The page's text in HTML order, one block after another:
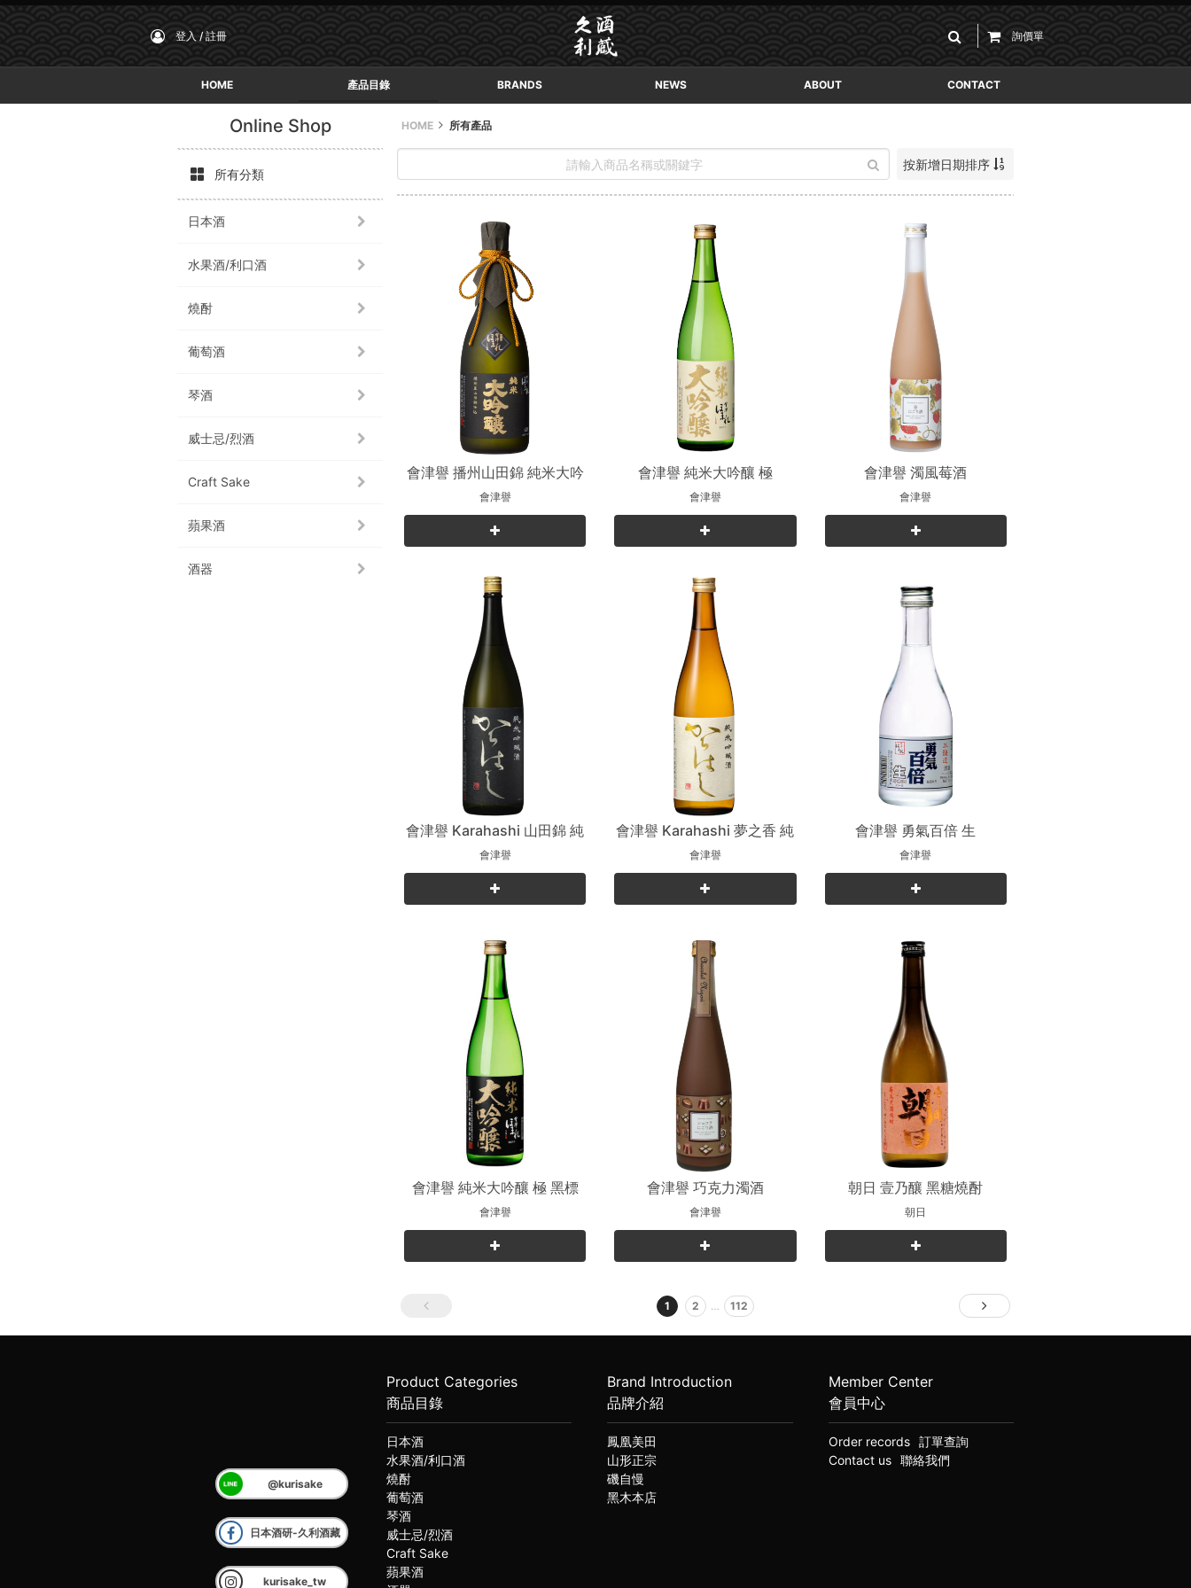
登入 / 註冊 詢價單
HOME 產品目錄 BRANDS NEWS ABOUT CONTACT
Online Shop
所有分類
日本酒
水果酒/利口酒
燒酎
葡萄酒
琴酒
威士忌/烈酒
Craft Sake
蘋果酒
酒器
HOME 所有產品
按新增日期排序
會津譽 播州山田錦 純米大吟
釀
會津譽
會津譽 純米大吟釀 極
會津譽
會津譽 濁風莓酒
會津譽
會津譽 Karahashi 山田錦 純
米吟釀
會津譽
會津譽 Karahashi 夢之香 純
米吟釀
會津譽
會津譽 勇氣百倍 生
會津譽
會津譽 純米大吟釀 極 黑標
會津譽
會津譽 巧克力濁酒
會津譽
朝日 壹乃釀 黑糖燒酎
朝日
1 2 … 112
@kurisake
日本酒研-久利酒藏
kurisake_tw
Product Categories
商品目錄
日本酒
水果酒/利口酒
燒酎
葡萄酒
琴酒
威士忌/烈酒
Craft Sake
蘋果酒
Brand Introduction
品牌介紹
鳳凰美田
山形正宗
磯自慢
黑木本店
Member Center
會員中心
Order records
訂單查詢
Contact us
聯絡我們